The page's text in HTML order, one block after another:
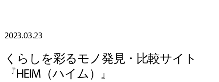
2023.03.23
くらしを彩るモノ発見・比較サイト
『HEIM（ハイム）』